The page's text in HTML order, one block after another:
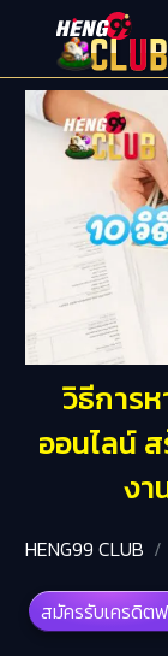
วิธีการห
ออนไลน์
งา
HENG99 CLUB
สมัครรับเครดิต